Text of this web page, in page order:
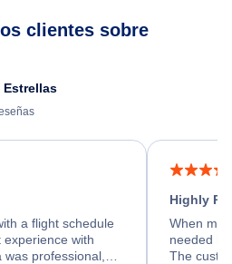
clientes sobre
Estrellas
a flight schedule
with
was professional,
Highly
When my
needed
The